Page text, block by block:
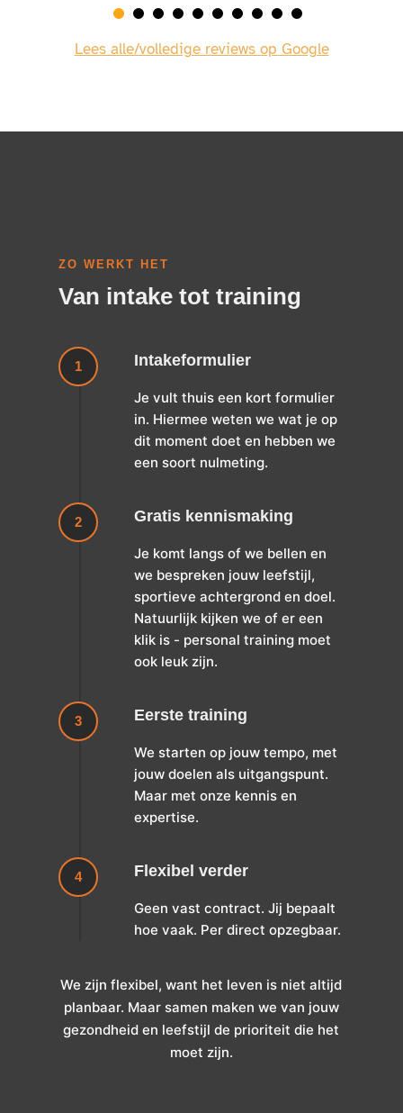
Lees alle/volledige reviews op Google
ZO WERKT HET
Van intake tot training
1 Intakeformulier
Je vult thuis een kort formulier
in. Hiermee weten we wat je op
dit moment doet en hebben we
een soort nulmeting.
2 Gratis kennismaking
Je komt langs of we bellen en
we bespreken jouw leefstijl,
sportieve achtergrond en doel.
Natuurlijk kijken we of er een
klik is - personal training moet
ook leuk zijn.
3 Eerste training
We starten op jouw tempo, met
jouw doelen als uitgangspunt.
Maar met onze kennis en
expertise.
4 Flexibel verder
Geen vast contract. Jij bepaalt
hoe vaak. Per direct opzegbaar.
We zijn flexibel, want het leven is niet altijd
planbaar. Maar samen maken we van jouw
gezondheid en leefstijl de prioriteit die het
moet zijn.